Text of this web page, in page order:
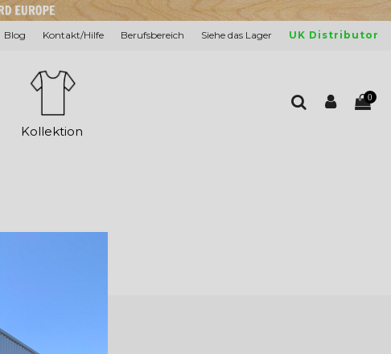
Blog Kontakt/Hilfe Berufsbereich Siehe das Lager UK Distributor
Kollektion
0